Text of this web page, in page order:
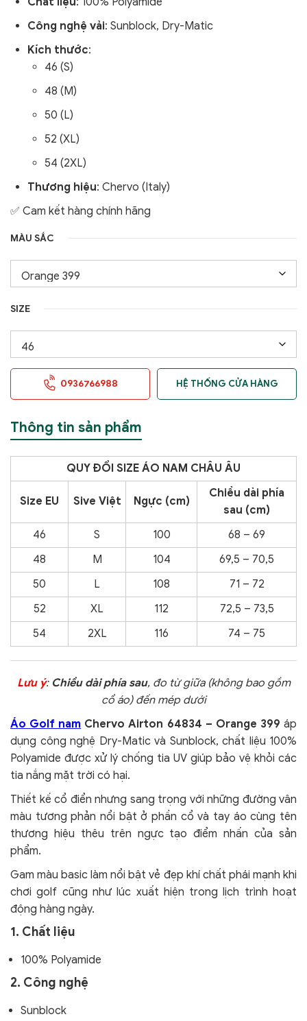
Công nghệ vải: Sunblock, Dry-Matic
Kích thước:
46 (S)
48 (M)
50 (L)
52 (XL)
54 (2XL)
Thương hiệu: Chervo (Italy)
✅ Cam kết hàng chính hãng
MÀU SẮC
SIZE
0936766988 HỆ THỐNG CỬA HÀNG
Thông tin sản phẩm
QUY ĐỔI SIZE ÁO NAM CHÂU ÂU
Size EU Sive Việt Ngực (cm)
Chiều dài phía
sau (cm)
46
S 100
68 – 69
48
M 104
69,5 – 70,5
50
L 108
71 – 72
52
XL 112
72,5 – 73,5
54
2XL 116 74 – 75
Lưu ý: Chiều dài phía sau, đo từ giữa (không bao gồm
cổ áo) đến mép dưới
Áo Golf nam Chervo Airton 64834 – Orange 399áp
dụng công nghệ Dry-Matic và Sunblock, chất liệu 100%
Polyamide được xử lý chống tia UV giúp bảo vệ khỏi các
tia nắng mặt trời có hại.
Thiết kế cổ điển nhưng sang trọng với những đường vân
màu tương phản nổi bật ở phần cổ và tay áo cùng tên
thương hiệu thêu trên ngực tạo điểm nhấn của sản
phẩm.
Gam màu basic làm nổi bật vẻ đẹp khí chất phái mạnh khi
chơi golf cũng như lúc xuất hiện trong lịch trình hoạt
động hàng ngày.
1. Chất liệu
100% Polyamide
2. Công nghệ
Sunblock